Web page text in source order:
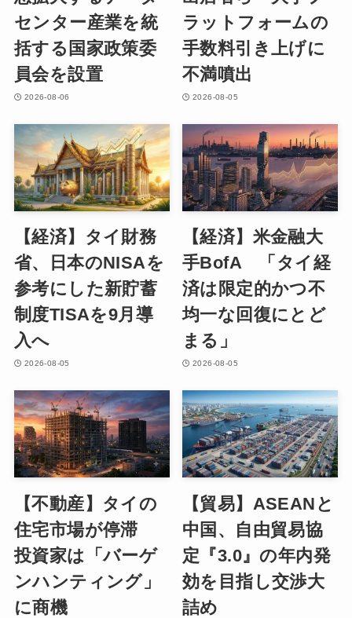
センター産業を統
括する国家政策委
員会を設置
2026-08-06
ラットフォームの
手数料引き上げに
不満噴出
2026-08-05
【経済】タイ財務
省、日本のNISAを
参考にした新貯蓄
制度TISAを9月導
入へ
2026-08-05
【経済】米金融大
手BofA 「タイ経
済は限定的かつ不
均一な回復にとど
まる」
2026-08-05
【不動産】タイの
住宅市場が停滞
投資家は「バーゲ
ンハンティング」
に商機
【貿易】ASEANと
中国、自由貿易協
定『3.0』の年内発
効を目指し交渉大
詰め